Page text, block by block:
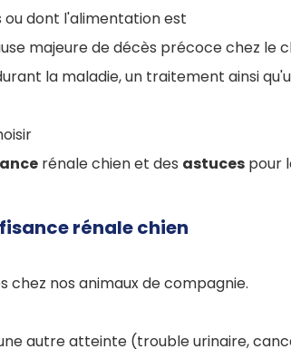
ou dont l'alimentation est
majeure de décès précoce chez le
la maladie, un traitement ainsi
rénale chien et des astuces pour
rénale chien
chez nos animaux de compagnie.
autre atteinte (trouble urinaire,